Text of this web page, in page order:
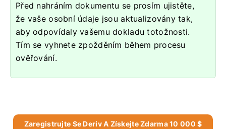
Před nahráním dokumentu se prosím ujistěte,
že vaše osobní údaje jsou aktualizovány tak,
aby odpovídaly vašemu dokladu totožnosti.
Tím se vyhnete zpožděním během procesu
ověřování.
Zaregistrujte Se Deriv A Získejte Zdarma 10 000 $